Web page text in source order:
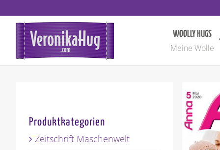
Inhalt
springen
WOOLLY HUGS
Meine Wolle
Produktkategorien
Zeitschrift Maschenwelt